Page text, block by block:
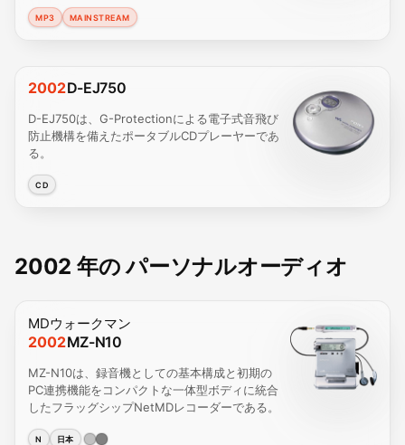
MP3 MAINSTREAM
2002D-EJ750
D-EJ750は、G-Protectionによる電子式音飛び
防止機構を備えたポータブルCDプレーヤーであ
る。
CD
2002 年の パーソナルオーディオ
MDウォークマン
2002MZ-N10
MZ-N10は、録音機としての基本構成と初期の
PC連携機能をコンパクトな一体型ボディに統合
したフラッグシップNetMDレコーダーである。
N 日本